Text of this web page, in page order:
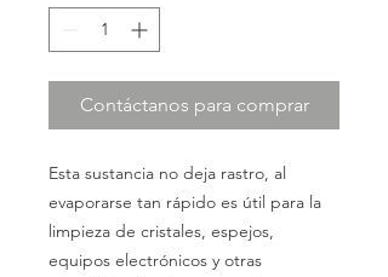
Contáctanos para comprar
Esta sustancia no deja rastro, al
evaporarse tan rápido es útil para la
limpieza de cristales, espejos,
equipos electrónicos y otras